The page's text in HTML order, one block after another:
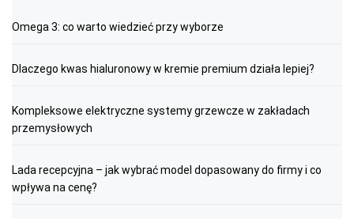
Omega 3: co warto wiedzieć przy wyborze
Dlaczego kwas hialuronowy w kremie premium działa lepiej?
Kompleksowe elektryczne systemy grzewcze w zakładach
przemysłowych
Lada recepcyjna – jak wybrać model dopasowany do firmy i co
wpływa na cenę?